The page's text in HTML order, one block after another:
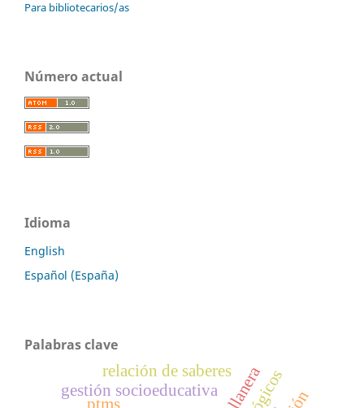
Para bibliotecarios/as
Número actual
Idioma
English
Español (España)
Palabras clave
gestión socioeducativa
relación de saberes